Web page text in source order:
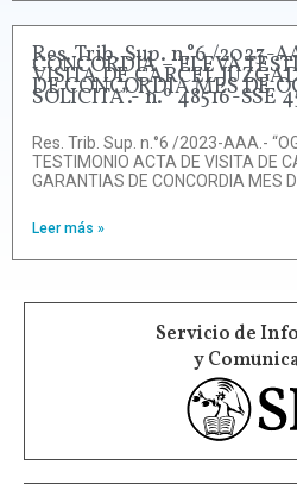
Res. Trib. Sup. n.°6 /2023-
CONCORDIA – ELEVA
VISITA DE CARCEL
DE CONCORDIA MES DE
SOLICITA”.- n.º 48516-SSE
Res. Trib. Sup. n.°6 /2023-AAA.-
TESTIMONIO ACTA DE VISITA DE
GARANTIAS DE CONCORDIA MES
Leer más »
Servicio de
y